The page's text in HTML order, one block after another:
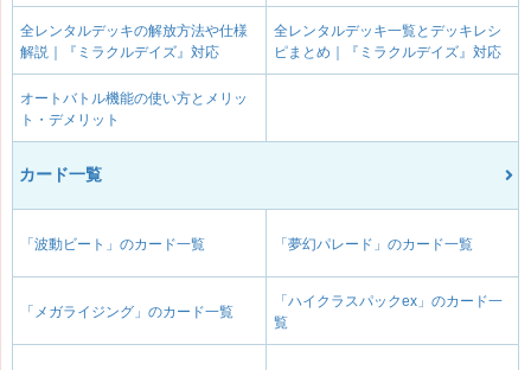
全レンタルデッキの解放方法や仕様
解説｜『ミラクルデイズ』対応
全レンタルデッキ一覧とデッキレシ
ピまとめ｜『ミラクルデイズ』対応
オートバトル機能の使い方とメリッ
ト・デメリット
カード一覧
「波動ビート」のカード一覧 「夢幻パレード」のカード一覧
「メガライジング」のカード一覧
「ハイクラスパックex」のカード一
覧